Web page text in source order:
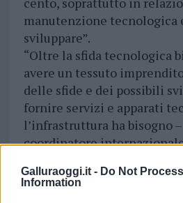
Galluraoggi.it - Do Not
Information
manutenzione tecnologica
sviluppare”.
“Oltre la sfida tecnologica
avere un tessuto
delle sfide e dei possibili
fornire servizi e apparati
l’infrastruttura ha bisogno
coordinatore
manifestazioni di